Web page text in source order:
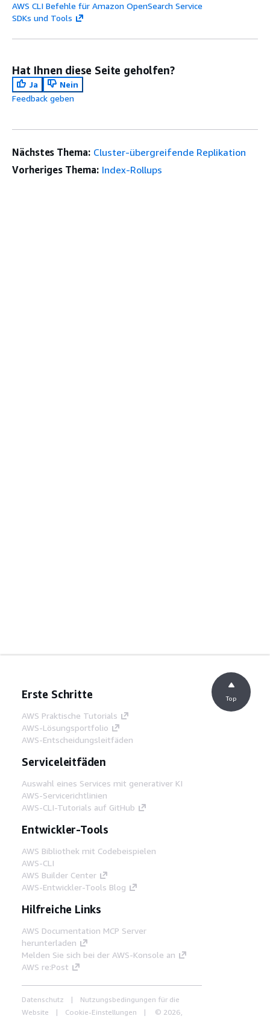
AWS CLI Befehle für Amazon OpenSearch Service
SDKs und Tools
Hat Ihnen diese Seite geholfen?
Ja
Nein
Feedback geben
Nächstes Thema: Cluster-übergreifende Replikation
Vorheriges Thema: Index-Rollups
Erste Schritte
AWS Praktische Tutorials
AWS-Lösungsportfolio
AWS-Entscheidungsleitfäden
Serviceleitfäden
Auswahl eines Services mit generativer KI
AWS-Servicerichtlinien
AWS-CLI-Tutorials auf GitHub
Entwickler-Tools
AWS Bibliothek mit Codebeispielen
AWS-CLI
AWS Builder Center
AWS-Entwickler-Tools Blog
Hilfreiche Links
AWS Documentation MCP Server
herunterladen
Melden Sie sich bei der AWS-Konsole an
AWS re:Post
Datenschutz
Nutzungsbedingungen für die
Website
Cookie-Einstellungen © 2026,
Top